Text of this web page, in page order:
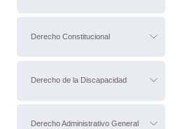
Derecho Constitucional
Derecho de la Discapacidad
Derecho Administrativo General